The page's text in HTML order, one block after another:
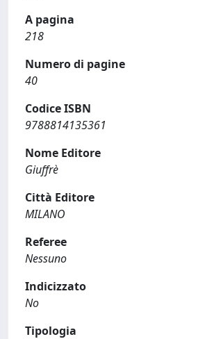
A pagina
218
Numero di pagine
40
Codice ISBN
9788814135361
Nome Editore
Giuffrè
Città Editore
MILANO
Referee
Nessuno
Indicizzato
No
Tipologia